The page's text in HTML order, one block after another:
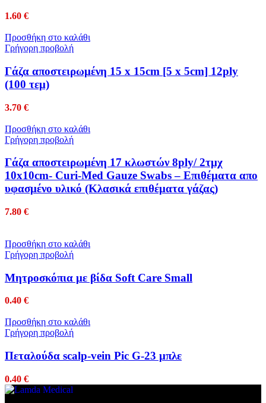
1.60 €
Προσθήκη στο καλάθι
Γρήγορη προβολή
Γάζα αποστειρωμένη 15 x 15cm [5 x 5cm] 12ply
(100 τεμ)
3.70 €
Προσθήκη στο καλάθι
Γρήγορη προβολή
Γάζα αποστειρωμένη 17 κλωστών 8ply/ 2τμχ
10x10cm- Curi-Med Gauze Swabs – Επιθέματα απο
υφασμένο υλικό (Κλασικά επιθέματα γάζας)
7.80 €
Προσθήκη στο καλάθι
Γρήγορη προβολή
Μητροσκόπια με βίδα Soft Care Small
0.40 €
Προσθήκη στο καλάθι
Γρήγορη προβολή
Πεταλούδα scalp-vein Pic G-23 μπλε
0.40 €